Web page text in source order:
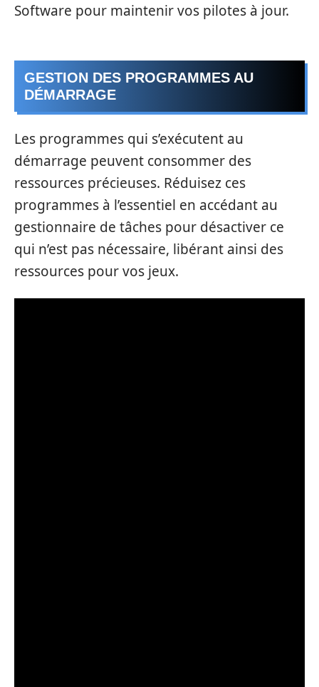
Software pour maintenir vos pilotes à jour.
GESTION DES PROGRAMMES AU
DÉMARRAGE
Les programmes qui s’exécutent au
démarrage peuvent consommer des
ressources précieuses. Réduisez ces
programmes à l’essentiel en accédant au
gestionnaire de tâches pour désactiver ce
qui n’est pas nécessaire, libérant ainsi des
ressources pour vos jeux.